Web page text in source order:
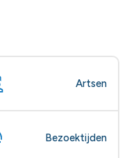
Artsen
Bezoektijden